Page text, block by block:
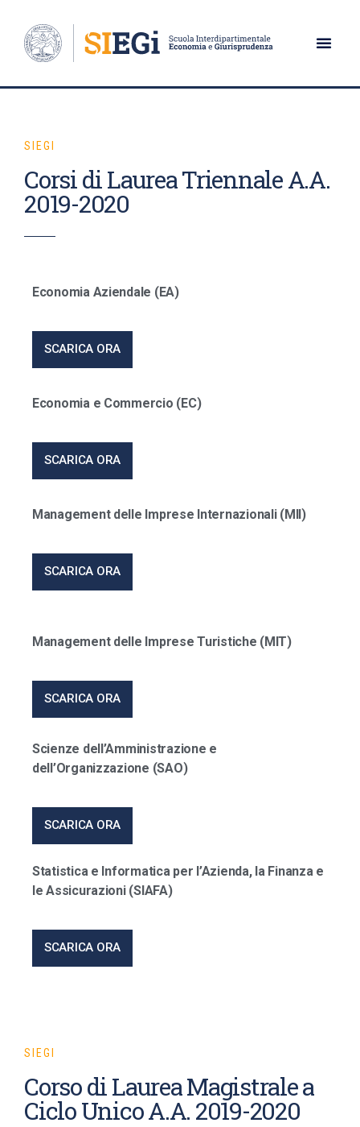
SIEGI
Corsi di Laurea Triennale A.A.
2019-2020
Economia Aziendale (EA)
SCARICA ORA
Economia e Commercio (EC)
SCARICA ORA
Management delle Imprese Internazionali (MII)
SCARICA ORA
Management delle Imprese Turistiche (MIT)
SCARICA ORA
Scienze dell’Amministrazione e
dell’Organizzazione (SAO)
SCARICA ORA
Statistica e Informatica per l’Azienda, la Finanza e
le Assicurazioni (SIAFA)
SCARICA ORA
SIEGI
Corso di Laurea Magistrale a
Ciclo Unico A.A. 2019-2020